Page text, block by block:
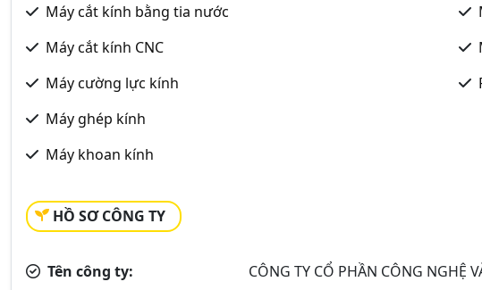
Máy cắt kính bằng tia nước
Máy cắt kính CNC
Máy cường lực kính
Máy ghép kính
Máy khoan kính
HỒ SƠ CÔNG TY
Tên công ty:
CÔNG TY CỔ PHẦN CÔNG NGHỆ